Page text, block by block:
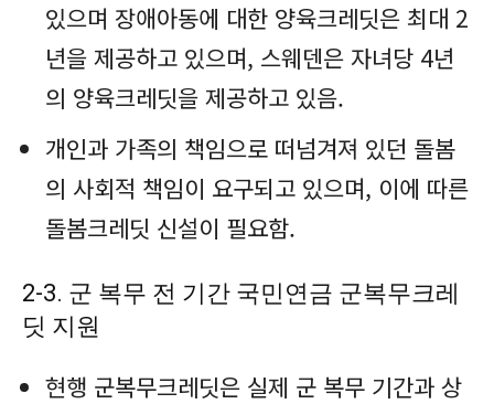
있으며 장애아동에 대한 양육크레딧은 최대 2
년을 제공하고 있으며, 스웨덴은 자녀당 4년
의 양육크레딧을 제공하고 있음.
개인과 가족의 책임으로 떠넘겨져 있던 돌봄
의 사회적 책임이 요구되고 있으며, 이에 따른
돌봄크레딧 신설이 필요함.
2-3. 군 복무 전 기간 국민연금 군복무크레
딧 지원
현행 군복무크레딧은 실제 군 복무 기간과 상